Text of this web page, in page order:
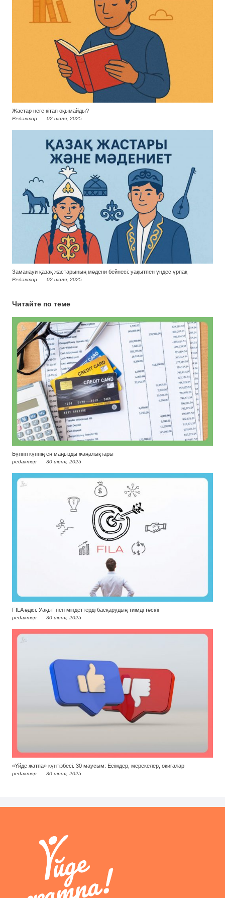
Жастар неге кітап оқымайды?
Редактор 02 июля, 2025
Заманауи қазақ жастарының мәдени бейнесі: уақытпен үндес ұрпақ
Редактор 02 июля, 2025
Читайте по теме
Бүгінгі күннің ең маңызды жаңалықтары
редактор 30 июня, 2025
FILA әдісі: Уақыт пен міндеттерді басқарудың тиімді тәсілі
редактор 30 июня, 2025
«Үйде жатпа» күнтізбесі. 30 маусым: Есімдер, мерекелер, оқиғалар
редактор 30 июня, 2025